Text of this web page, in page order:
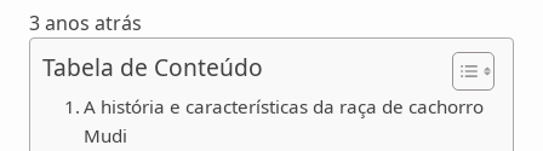
3 anos atrás
Tabela de Conteúdo
A história e características da raça de cachorro
Mudi